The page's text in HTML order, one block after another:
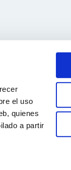
el uso
quienes
a partir